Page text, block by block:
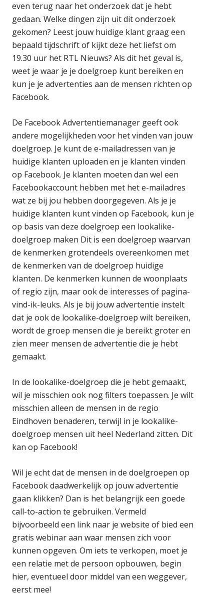
even terug naar het onderzoek dat je hebt
gedaan. Welke dingen zijn uit dit onderzoek
gekomen? Leest jouw huidige klant graag een
bepaald tijdschrift of kijkt deze het liefst om
19.30 uur het RTL Nieuws? Als dit het geval is,
weet je waar je je doelgroep kunt bereiken en
kun je je advertenties aan de mensen richten op
Facebook.
De Facebook Advertentiemanager geeft ook
andere mogelijkheden voor het vinden van jouw
doelgroep. Je kunt de e-mailadressen van je
huidige klanten uploaden en je klanten vinden
op Facebook. Je klanten moeten dan wel een
Facebookaccount hebben met het e-mailadres
wat ze bij jou hebben doorgegeven. Als je je
huidige klanten kunt vinden op Facebook, kun je
op basis van deze doelgroep een lookalike-
doelgroep maken Dit is een doelgroep waarvan
de kenmerken grotendeels overeenkomen met
de kenmerken van de doelgroep huidige
klanten. De kenmerken kunnen de woonplaats
of regio zijn, maar ook de interesses of pagina-
vind-ik-leuks. Als je bij jouw advertentie instelt
dat je ook de lookalike-doelgroep wilt bereiken,
wordt de groep mensen die je bereikt groter en
zien meer mensen de advertentie die je hebt
gemaakt.
In de lookalike-doelgroep die je hebt gemaakt,
wil je misschien ook nog filters toepassen. Je wilt
misschien alleen de mensen in de regio
Eindhoven benaderen, terwijl in je lookalike-
doelgroep mensen uit heel Nederland zitten. Dit
kan op Facebook!
Wil je echt dat de mensen in de doelgroepen op
Facebook daadwerkelijk op jouw advertentie
gaan klikken? Dan is het belangrijk een goede
call-to-action te gebruiken. Vermeld
bijvoorbeeld een link naar je website of bied een
gratis webinar aan waar mensen zich voor
kunnen opgeven. Om iets te verkopen, moet je
een relatie met de persoon opbouwen, begin
hier, eventueel door middel van een weggever,
eerst mee!